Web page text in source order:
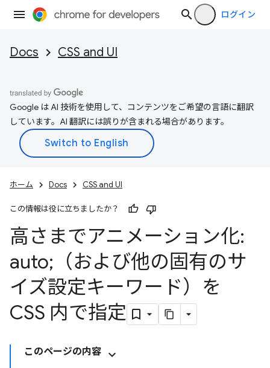
ログイン
Docs CSS and UI
Google は AI 技術を使用して、コンテンツをご希望の言語に翻訳
しています。AI 翻訳には誤りが含まれる場合があります。
ホーム Docs CSS and UI
この情報は役に立ちましたか？
高さまでアニメーション化:
auto;（および他の固有のサ
イズ設定キーワード）を
CSS 内で指定
このページの内容